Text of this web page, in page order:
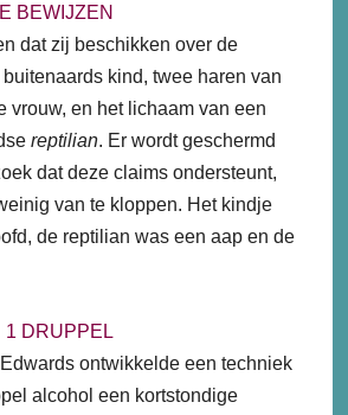
BEWIJZEN
dat zij beschikken over de
kind, twee haren van
vrouw, en het lichaam van een
reptilian. Er wordt geschermd
dat deze claims ondersteunt,
van te kloppen. Het kindje
de reptilian was een aap en de
1 DRUPPEL
ontwikkelde een techniek
alcohol een kortstondige